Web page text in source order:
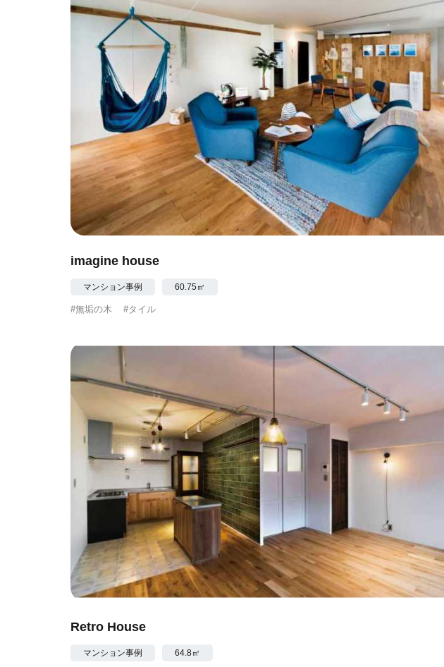
#ひとり暮らし #子育
#ガーデニング #都心に暮らす #下町
imagine house
マンション事例 60.75㎡
#無垢の木 #タイル
Retro House
マンション事例 64.8㎡